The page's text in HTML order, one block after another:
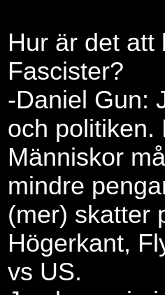
Hur är det att
Fascister?
-Daniel Gun:
och politiken.
Människor
mindre
(mer) skatter
Högerkant,
vs US.